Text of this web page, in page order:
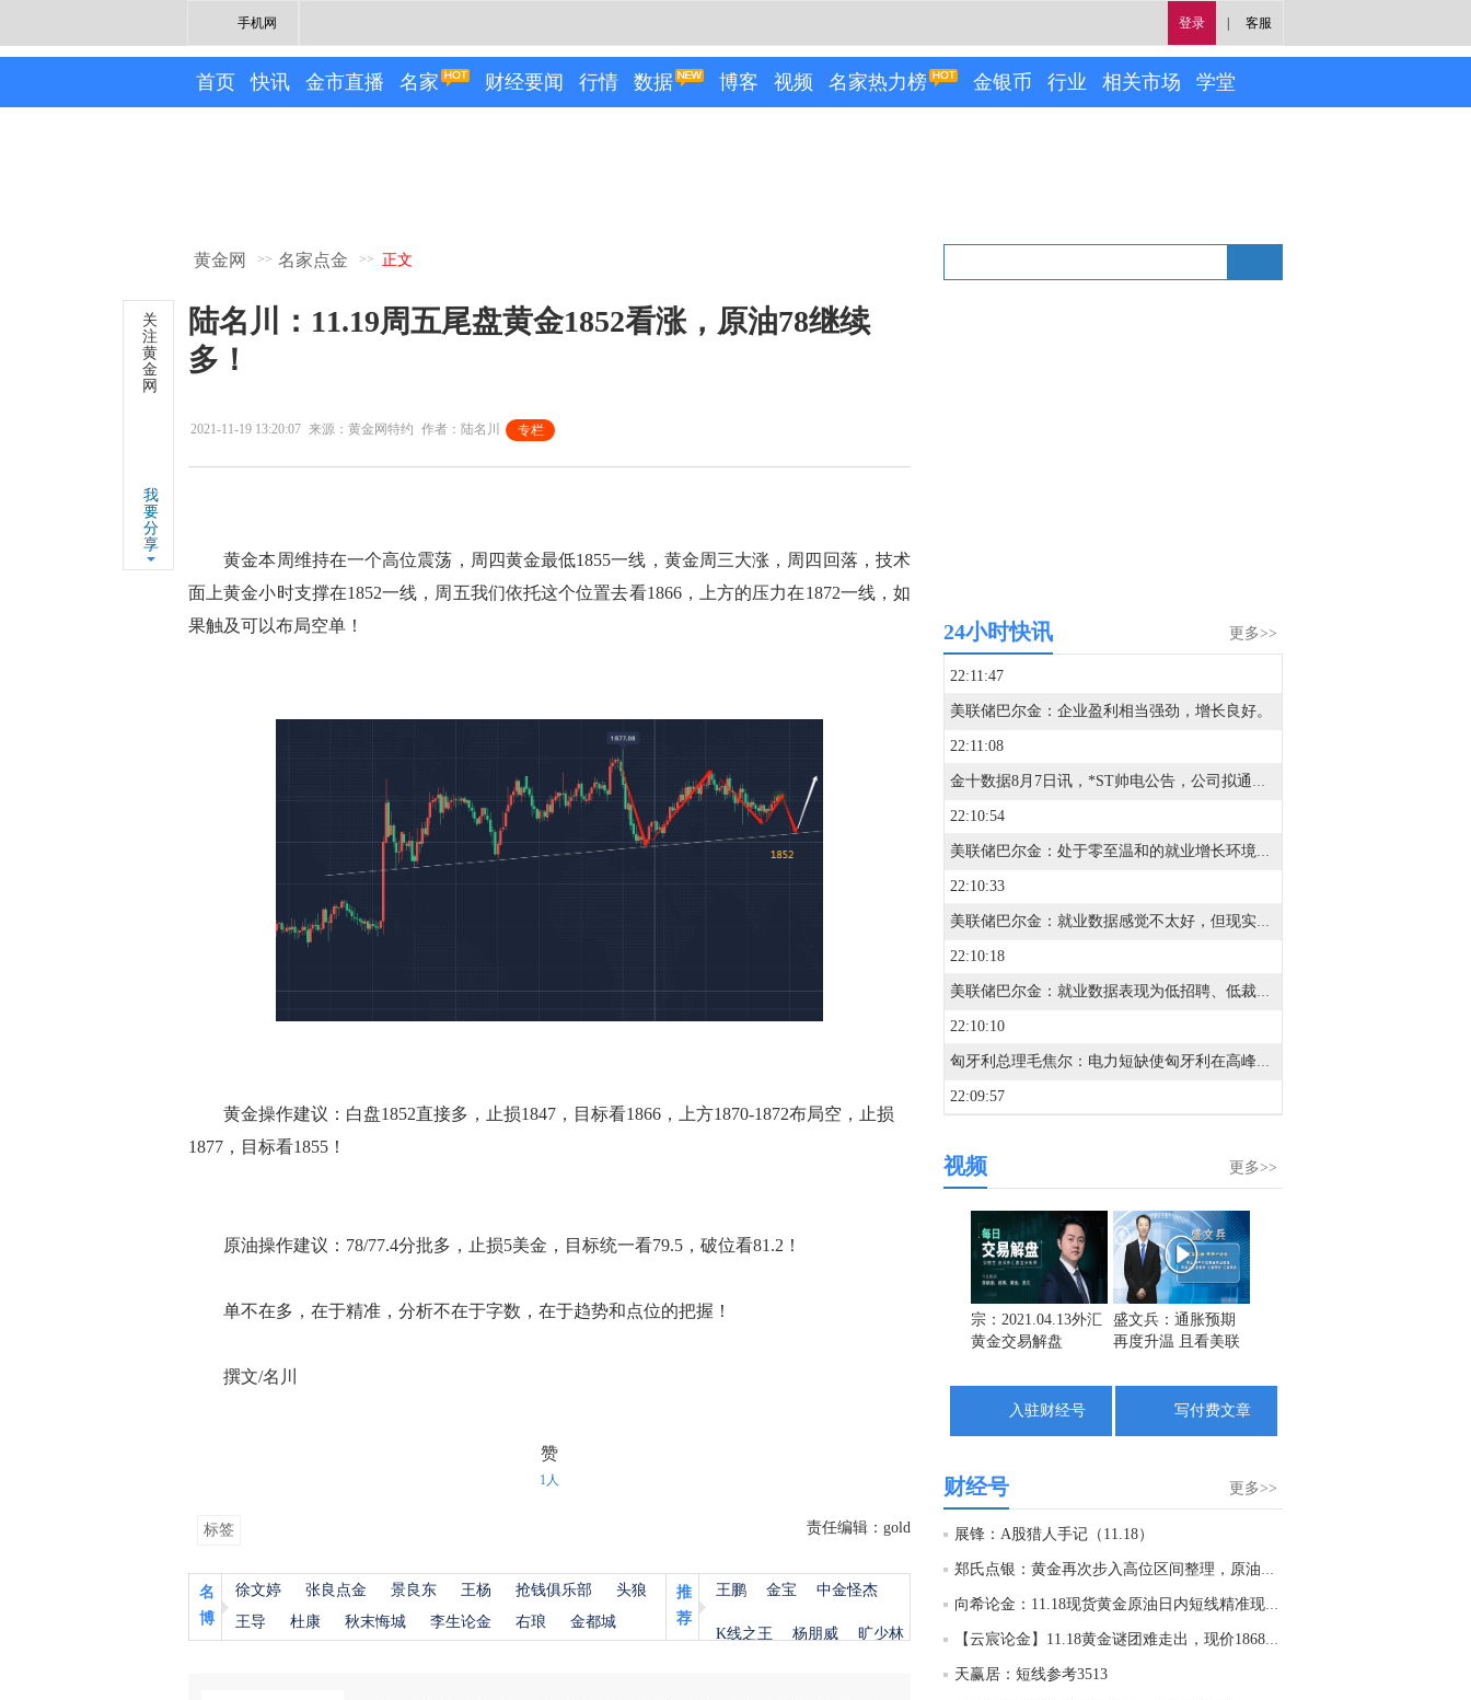
登录 客服
手机网
首页 快讯 金市直播 名家 财经要闻 行情 数据 博客 视频 名家热力榜 金银币 行业 相关市场 学堂
黄金网 >> 名家点金 >> 正文
陆名川：11.19周五尾盘黄金1852看涨，原油78继续
多！
2021-11-19 13:20:07 来源：黄金网特约 作者：陆名川 专栏
专栏
关
注
黄
金
网
我
要
分
享
黄金本周维持在一个高位震荡，周四黄金最低1855一线，黄金周三大涨，周四回落，技术
面上黄金小时支撑在1852一线，周五我们依托这个位置去看1866，上方的压力在1872一线，如
果触及可以布局空单！
黄金操作建议：白盘1852直接多，止损1847，目标看1866，上方1870-1872布局空，止损
1877，目标看1855！
原油操作建议：78/77.4分批多，止损5美金，目标统一看79.5，破位看81.2！
单不在多，在于精准，分析不在于字数，在于趋势和点位的把握！
撰文/名川
赞
1人
标签 责任编辑：gold
名
博
徐文婷 张良点金 景良东 王杨 抢钱俱乐部
头狼
王导
杜康 秋末悔城 李生论金 右琅 金都城
推
荐
王鹏 金宝 中金怪杰
K线之王 杨朋威 旷少林
更多>>
24小时快讯
22:11:47
美联储巴尔金：企业盈利相当强劲，增长良好。
22:11:08
金十数据8月7日讯，*ST帅电公告，公司拟通过支付现金方式购买李连强、斯应昌持有的杭州惠嘉信息科技有限公司100%股权，交易价格4.1亿元。标的公司主营智能电网设备、综合能源及电力工程、电网智慧服务，评估增值率363.82%。本次交易构成重大资产重组，不构成关联交易及重组上市。业绩承诺方承诺标的公司2026年度、2027年度、2028年度净利润分别不低于4300万元、5000万元、5700万元。
22:10:54
美联储巴尔金：处于零至温和的就业增长环境中。
22:10:33
美联储巴尔金：就业数据感觉不太好，但现实如此。
22:10:18
美联储巴尔金：就业数据表现为低招聘、低裁员状态。
22:10:10
匈牙利总理毛焦尔：电力短缺使匈牙利在高峰期损失了60-70亿福林。
22:09:57
22:08:24
22:07:44
22:07:13
阿联酋阿布扎比国家石油公司ADNOC：船只在霍尔木兹海峡受到的这些袭击导致1名船员遇难，20人受伤。
阿联酋阿布扎比国家石油公司ADNOC：正在与相关部门采取措施，以保护员工、资产和运营，并尽可能满足客户需求。
更多>>
视频
宗：2021.04.13外汇
黄金交易解盘
盛文兵：通胀预期
再度升温 且看美联
入驻财经号
写付费文章
更多>>
财经号
展锋：A股猎人手记（11.18）
郑氏点银：黄金再次步入高位区间整理，原油扩大调整需求
向希论金：11.18现货黄金原油日内短线精准现价操作建议！
【云宸论金】11.18黄金谜团难走出，现价1868空再说，油
天赢居：短线参考3513